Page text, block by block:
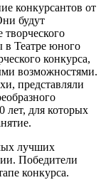
конкурсантов от
будут
в Театре юного
конкурса,
возможностями.
представляли
лет, для которых
лучших
Победители
конкурса.